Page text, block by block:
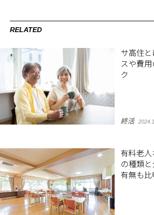
RELATED
サ高住
スや費
ク
終活
有料老人
の種類
有無も比